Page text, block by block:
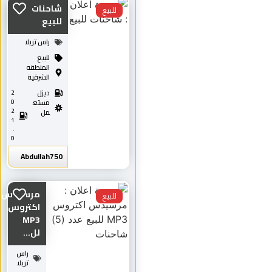
شاحنات
للبيع
راس تريلا
للبيع
المنطقه
الشرقية
ديزل
مستع
مل
2
0
2
0
Abdullah750
للبيع
مرسيدس
اكتروس
MP3
لل...
راس
تريلا
للبيع